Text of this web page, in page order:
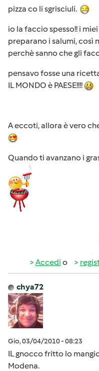
pizza co li sgrisciuli.
io la faccio spesso!! i
preparano i salumi, così
perchè sanno che gli
pensavo fosse una
IL MONDO è PAESE!!!!
A eccoti, allora è vero
Quando ti avanzano i
Accedi o
chya72
Gio, 03/04/2010 - 08:23
IL gnocco fritto lo
Modena.